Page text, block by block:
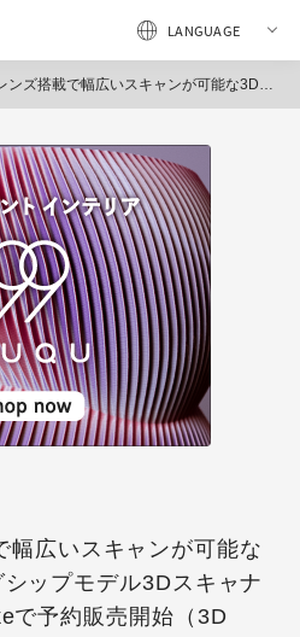
ンが可能な3DMakerproフラッグシップモデル3Dスキャナ「Whale」がMakuakeで予約販売開始（3D MAKERPRO LIMITED）
幅広いスキャンが可能な
ップモデル3Dスキャナ
で予約販売開始（3D